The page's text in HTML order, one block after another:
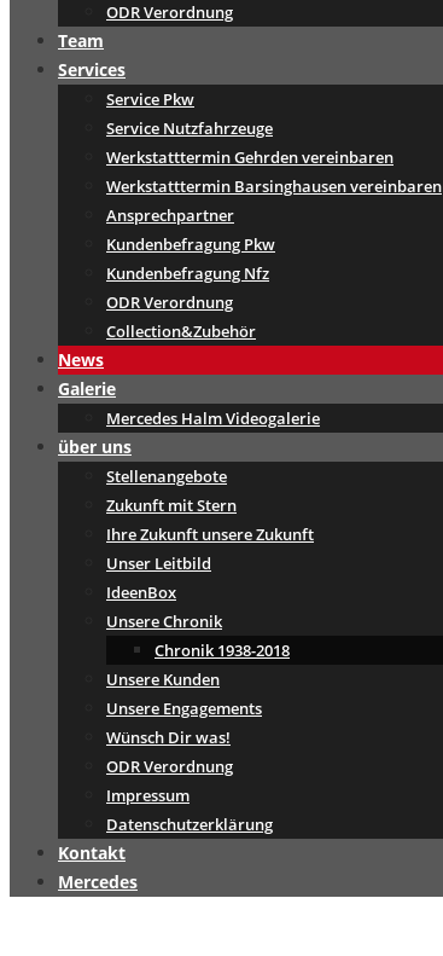
ODR Verordnung
Team
Services
Service Pkw
Service Nutzfahrzeuge
Werkstatttermin Gehrden vereinbaren
Werkstatttermin Barsinghausen vereinbaren
Ansprechpartner
Kundenbefragung Pkw
Kundenbefragung Nfz
ODR Verordnung
Collection&Zubehör
News
Galerie
Mercedes Halm Videogalerie
über uns
Stellenangebote
Zukunft mit Stern
Ihre Zukunft unsere Zukunft
Unser Leitbild
IdeenBox
Unsere Chronik
Chronik 1938-2018
Unsere Kunden
Unsere Engagements
Wünsch Dir was!
ODR Verordnung
Impressum
Datenschutzerklärung
Kontakt
Mercedes